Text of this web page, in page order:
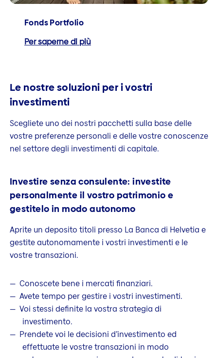
Fonds Portfolio
Per saperne di più
Le nostre soluzioni per i vostri
investimenti
Scegliete uno dei nostri pacchetti sulla base delle
vostre preferenze personali e delle vostre conoscenze
nel settore degli investimenti di capitale.
Investire senza consulente: investite
personalmente il vostro patrimonio e
gestitelo in modo autonomo
Aprite un deposito titoli presso La Banca di Helvetia e
gestite autonomamente i vostri investimenti e le
vostre transazioni.
Conoscete bene i mercati finanziari.
Avete tempo per gestire i vostri investimenti.
Voi stessi definite la vostra strategia di
investimento.
Prendete voi le decisioni d’investimento ed
effettuate le vostre transazioni in modo